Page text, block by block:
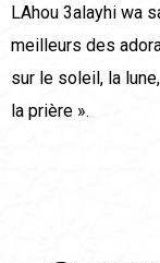
LAhou 3alayhi wa
meilleurs des
sur le soleil, la
la prière ».